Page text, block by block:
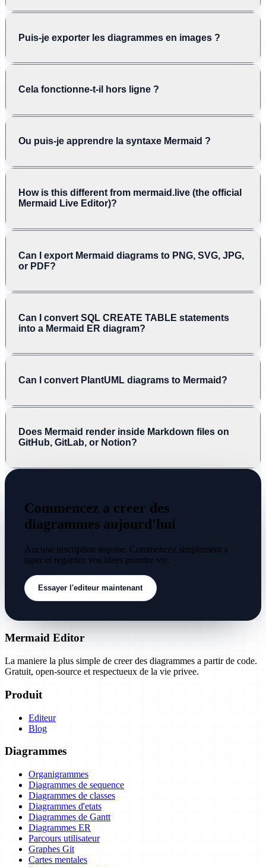
Puis-je exporter les diagrammes en images ?
Cela fonctionne-t-il hors ligne ?
Ou puis-je apprendre la syntaxe Mermaid ?
How is this different from mermaid.live (the official
Mermaid Live Editor)?
Can I export Mermaid diagrams to PNG, SVG, JPG,
or PDF?
Can I convert SQL CREATE TABLE statements
into a Mermaid ER diagram?
Can I convert PlantUML diagrams to Mermaid?
Does Mermaid render inside Markdown files on
GitHub, GitLab, or Notion?
Commencez a creer des
diagrammes aujourd'hui
Aucune inscription requise. Commencez simplement a
taper et regardez vos idees prendre vie.
Essayer l'editeur maintenant
Mermaid Editor
La maniere la plus simple de creer des diagrammes a partir de code.
Gratuit, open-source et respectueux de la vie privee.
Produit
Editeur
Blog
Diagrammes
Organigrammes
Diagrammes de sequence
Diagrammes de classes
Diagrammes d'etats
Diagrammes de Gantt
Diagrammes ER
Parcours utilisateur
Graphes Git
Cartes mentales